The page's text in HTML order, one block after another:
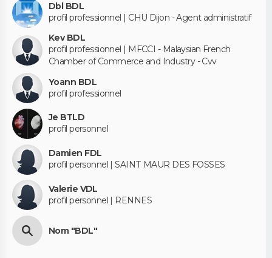
Dbl BDL
profil professionnel | CHU Dijon - Agent administratif
Kev BDL
profil professionnel | MFCCI - Malaysian French
Chamber of Commerce and Industry - Cvv
Yoann BDL
profil professionnel
Je BTLD
profil personnel
Damien FDL
profil personnel | SAINT MAUR DES FOSSES
Valerie VDL
profil personnel | RENNES
Nom "BDL"